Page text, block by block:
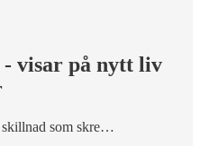
- visar på nytt liv
skillnad som skre…